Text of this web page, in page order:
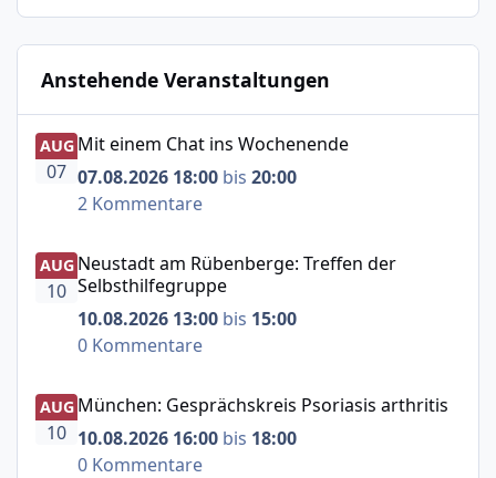
Anstehende Veranstaltungen
Mit einem Chat ins Wochenende
AUG
07
Mit einem Chat ins Wochenende
07.08.2026 18:00 bis 20:00
2 Kommentare
Neustadt am Rübenberge: Treffen der Selbsthilfegruppe
AUG
10
Neustadt am Rübenberge: Treffen der
Selbsthilfegruppe
10.08.2026 13:00 bis 15:00
0 Kommentare
München: Gesprächskreis Psoriasis arthritis
AUG
10
München: Gesprächskreis Psoriasis arthritis
10.08.2026 16:00 bis 18:00
0 Kommentare